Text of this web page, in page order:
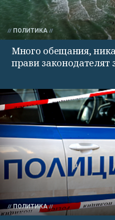
ПОЛИТИКА
Много обещания,
прави законодателят
ПОЛИТИКА